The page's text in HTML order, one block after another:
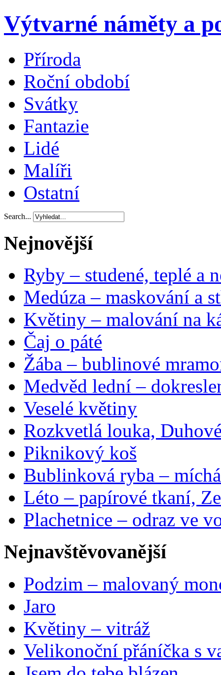
Výtvarné náměty a
Příroda
Roční období
Svátky
Fantazie
Lidé
Malíři
Ostatní
Search...
Nejnovější
Ryby – studené, teplé a
Medúza – maskování a
Květiny – malování na
Čaj o páté
Žába – bublinové
Medvěd lední –
Veselé květiny
Rozkvetlá louka,
Piknikový koš
Bublinková ryba –
Léto – papírové tkaní,
Plachetnice – odraz ve
Nejnavštěvovanější
Podzim – malovaný
Jaro
Květiny – vitráž
Velikonoční přáníčka s